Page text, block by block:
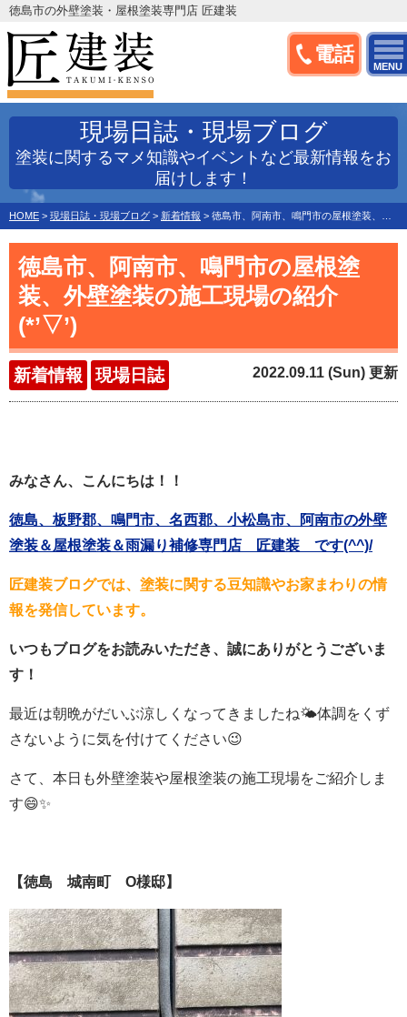
電話
MENU
徳島市の外壁塗装・屋根塗装専門店 匠建装
現場日誌・現場ブログ
塗装に関するマメ知識やイベントなど最新情報をお
届けします！
HOME > 現場日誌・現場ブログ > 新着情報 > 徳島市、阿南市、鳴門市の屋根塗装、外壁塗装の施工現場の紹介(*’▽’)
徳島市、阿南市、鳴門市の屋根塗
装、外壁塗装の施工現場の紹介
(*’▽’)
新着情報 現場日誌 2022.09.11 (Sun) 更新
みなさん、こんにちは！！
徳島、板野郡、鳴門市、名西郡、小松島市、阿南市の外壁
塗装＆屋根塗装＆雨漏り補修専門店 匠建装 です(^^)/
匠建装ブログでは、塗装に関する豆知識やお家まわりの情
報を発信しています。
いつもブログをお読みいただき、誠にありがとうございま
す！
最近は朝晩がだいぶ涼しくなってきましたね🌤体調をくず
さないように気を付けてください😉
さて、本日も外壁塗装や屋根塗装の施工現場をご紹介しま
す😄✨
【徳島 城南町 O様邸】